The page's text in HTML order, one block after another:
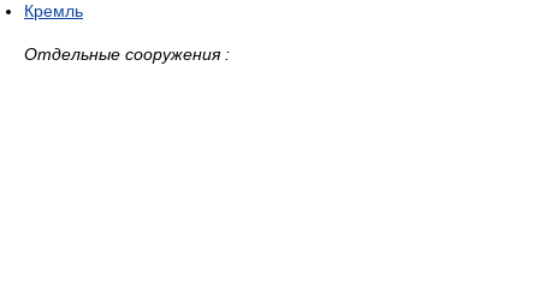
Кремль
Отдельные сооружения :